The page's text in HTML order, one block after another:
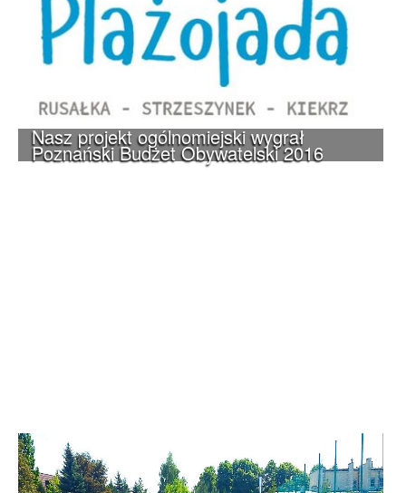
Nasz projekt ogólnomiejski wygrał
Poznański Budżet Obywatelski 2016